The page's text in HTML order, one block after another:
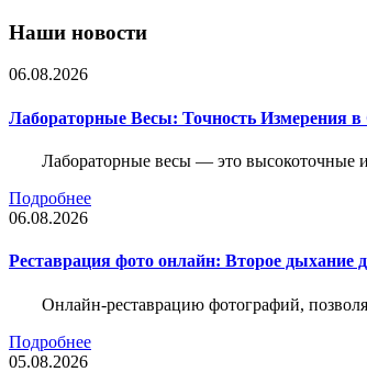
Наши новости
06.08.2026
Лабораторные Весы: Точность Измерения
Лабораторные весы — это высокоточные
Подробнее
06.08.2026
Реставрация фото онлайн: Второе дыхание
Онлайн-реставрацию фотографий,
Подробнее
05.08.2026